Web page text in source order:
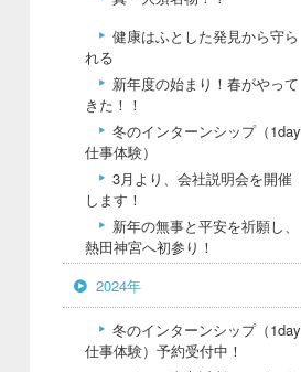
健康はふとした発見から守ら
れる
新年度の始まり！春がやって
きた！！
冬のインターンシップ（1day
仕事体験）
3月より、会社説明会を開催
します！
新年の無事と平安を祈願し、
熱田神宮へ初参り！
2024年
冬のインターンシップ（1day
仕事体験）予約受付中！